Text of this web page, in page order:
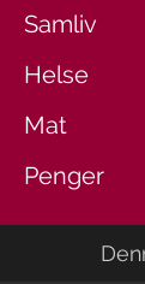
Samliv
Helse
Mat
Penger